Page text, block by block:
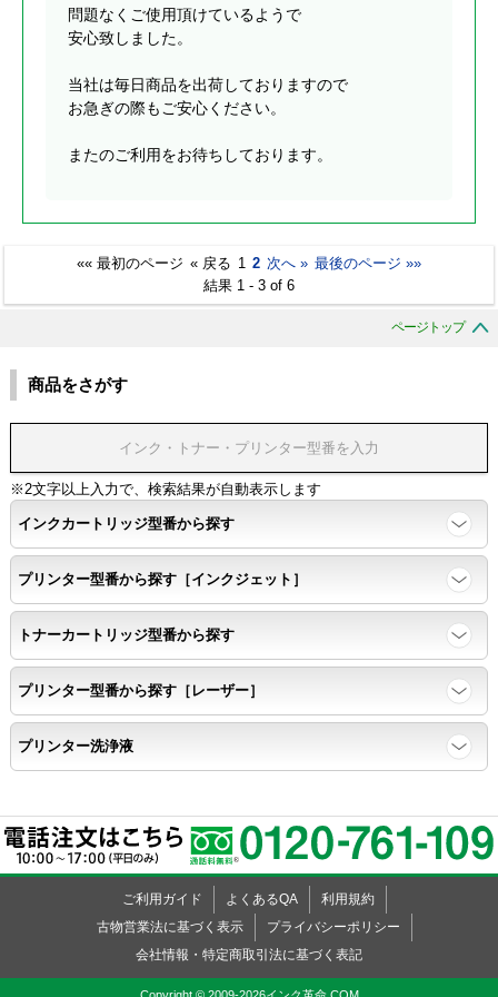
問題なくご使用頂けているようで
安心致しました。
当社は毎日商品を出荷しておりますので
お急ぎの際もご安心ください。
またのご利用をお待ちしております。
«« 最初のページ « 戻る 1 2 次へ » 最後のページ »»
結果 1 - 3 of 6
ページトップ
商品をさがす
※2文字以上入力で、検索結果が自動表示します
インクカートリッジ型番から探す
プリンター型番から探す［インクジェット］
トナーカートリッジ型番から探す
プリンター型番から探す［レーザー］
プリンター洗浄液
ご利用ガイド よくあるQA
利用規約
古物営業法に基づく表示
プライバシーポリシー
会社情報・特定商取引法に基づく表記